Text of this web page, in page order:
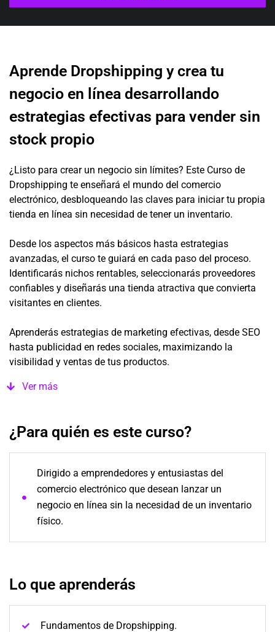
Aprende Dropshipping y crea tu
negocio en línea desarrollando
estrategias efectivas para vender sin
stock propio
¿Listo para crear un negocio sin límites? Este Curso de
Dropshipping te enseñará el mundo del comercio
electrónico, desbloqueando las claves para iniciar tu propia
tienda en línea sin necesidad de tener un inventario.
Desde los aspectos más básicos hasta estrategias
avanzadas, el curso te guiará en cada paso del proceso.
Identificarás nichos rentables, seleccionarás proveedores
confiables y diseñarás una tienda atractiva que convierta
visitantes en clientes.
Aprenderás estrategias de marketing efectivas, desde SEO
hasta publicidad en redes sociales, maximizando la
visibilidad y ventas de tus productos.
Ver más
¿Para quién es este curso?
Dirigido a emprendedores y entusiastas del
comercio electrónico que desean lanzar un
negocio en línea sin la necesidad de un inventario
físico.
Lo que aprenderás
Fundamentos de Dropshipping.